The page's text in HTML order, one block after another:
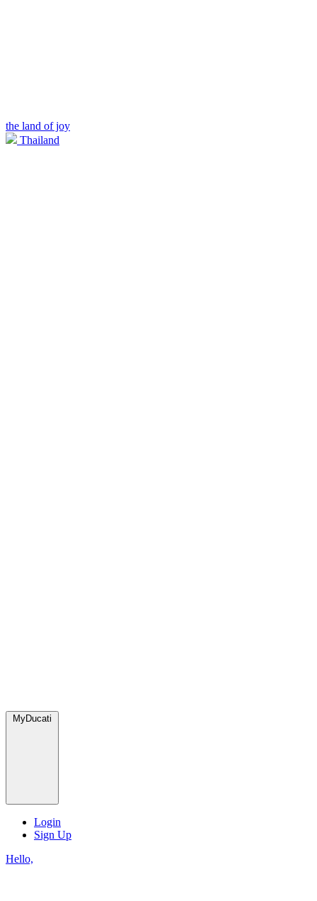
the land of joy
Thailand
MyDucati
Login
Sign Up
Hello,